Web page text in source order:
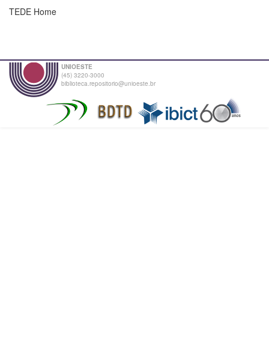
TEDE Home
UNIOESTE
(45) 3220-3000
biblioteca.repositorio@unioeste.br